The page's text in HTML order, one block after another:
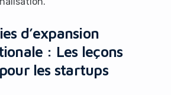
d’expansion
: Les leçons
les startups